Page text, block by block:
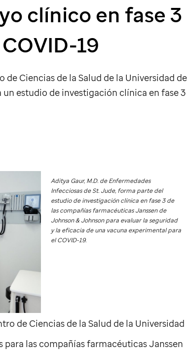
clínico en fase 3
19
Ciencias de la Salud de la Universidad de
estudio de investigación clínica en fase
Aditya Gaur, M.D. de Enfermedades
Infecciosas de St. Jude, forma parte del
estudio de investigación clínica en fase 3 de
las compañías farmacéuticas Janssen de
Johnson & Johnson para evaluar la seguridad
y la eficacia de una vacuna experimental para
el COVID-19.
de Ciencias de la Salud de la Universidad
las compañías farmacéuticas Janssen